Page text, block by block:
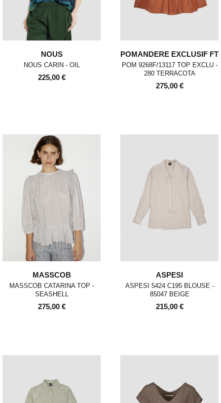
NOUS
NOUS CARIN - OIL
225,00 €
POMANDERE EXCLUSIF FT
POM 9268F/13117 TOP EXCLU -
280 TERRACOTA
275,00 €
MASSCOB
MASSCOB CATARINA TOP -
SEASHELL
275,00 €
ASPESI
ASPESI 5424 C195 BLOUSE -
85047 BEIGE
215,00 €